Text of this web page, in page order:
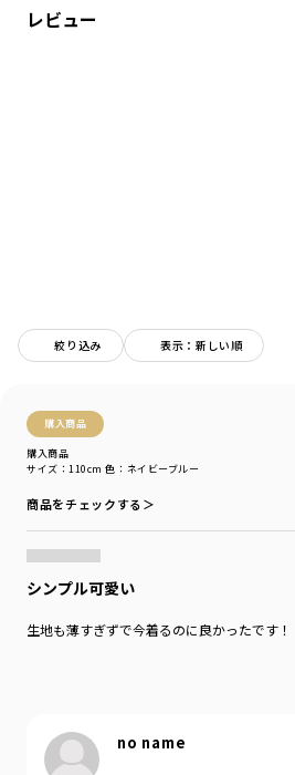
レビュー
絞り込み 表示：新しい順
購入商品
購入商品
サイズ：110cm 色：ネイビーブルー
商品をチェックする＞
シンプル可愛い
生地も薄すぎずで今着るのに良かったです！
no name
春から初夏まで使える生地の厚さです。
性別タイプ
／BOY
商品番号
／11-4105-379